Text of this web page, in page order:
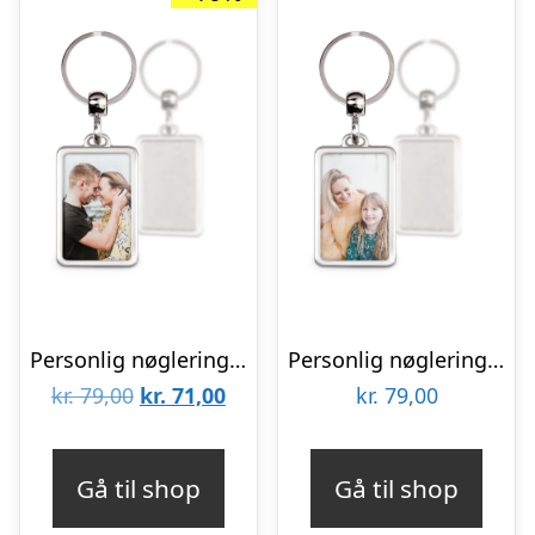
Personlig nøglering – Rektangulær – Rustfrit stål
kr.79,00 Den
kr. 71,00Den
Gå til shop
Personlig nøglering – Mors dag – Rektangulær
kr. 79,00
Gå til shop